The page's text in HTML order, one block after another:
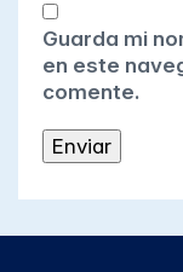
Guarda mi
en este
comente.